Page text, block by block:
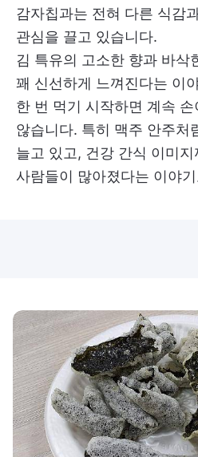
감자칩과는 전혀 다른 식감
관심을 끌고 있습니다.
김 특유의 고소한 향과 바삭
꽤 신선하게 느껴진다는 이
한 번 먹기 시작하면 계속
않습니다. 특히 맥주 안주처
늘고 있고, 건강 간식 이미
사람들이 많아졌다는 이야